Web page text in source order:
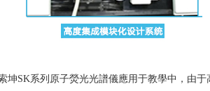
坤SK系列原子熒光光譜儀應用于教學中，由